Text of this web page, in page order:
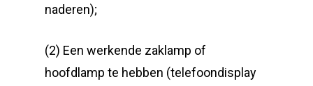
naderen);
(2) Een werkende zaklamp of
hoofdlamp te hebben (telefoondisplay